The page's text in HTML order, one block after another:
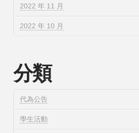
2022 年 11 月
2022 年 10 月
分類
代為公告
學生活動